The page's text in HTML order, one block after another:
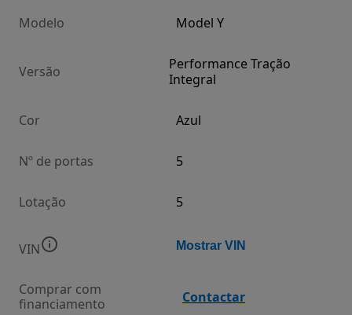
Modelo Model Y
Versão
Performance Tração
Integral
Cor Azul
Nº de portas 5
Lotação 5
VIN Mostrar VIN
Comprar com
financiamento
Contactar